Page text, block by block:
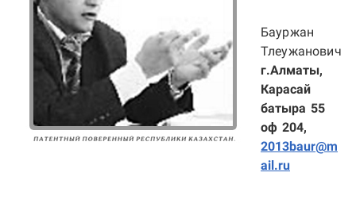
Бауржан
Тлеужанович
г.Алматы,
Карасай
батыра 55
оф 204,
2013baur@m
ail.ru